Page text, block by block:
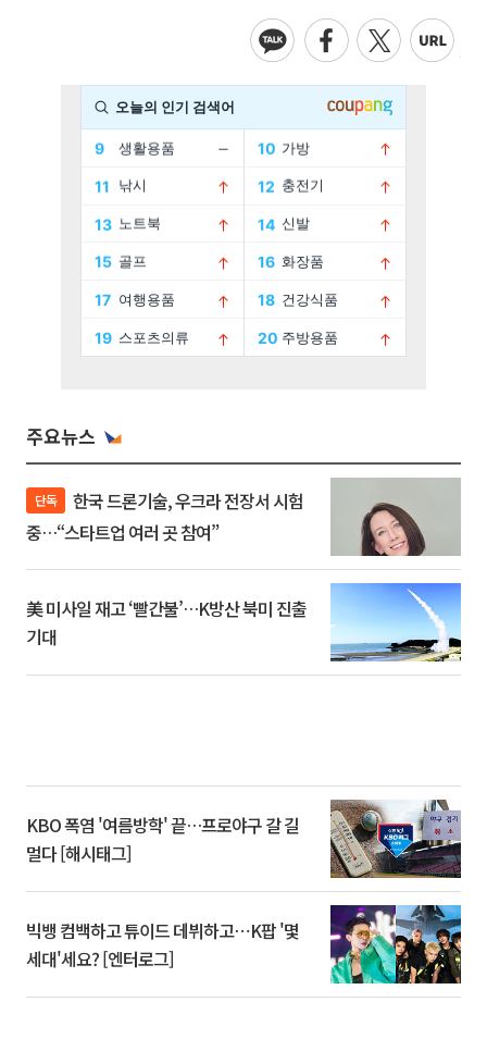
주요뉴스
단독
중…“스타트업 여러 곳 참여”
美 미사일 재고 ‘빨간불’…K방산 북미 진출
기대
KBO 폭염 '여름방학' 끝…프로야구 갈 길
멀다 [해시태그]
빅뱅 컴백하고 튜이드 데뷔하고⋯K팝 '몇
세대'세요? [엔터로그]